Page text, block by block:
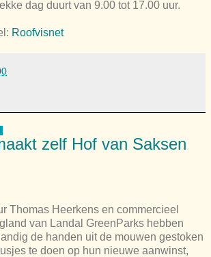
dag duurt van 9.00 tot 17.00 uur.
Roofvisnet
zelf Hof van Saksen
Thomas Heerkens en commercieel
van Landal GreenParks hebben
de handen uit de mouwen gestoken
te doen op hun nieuwe aanwinst,